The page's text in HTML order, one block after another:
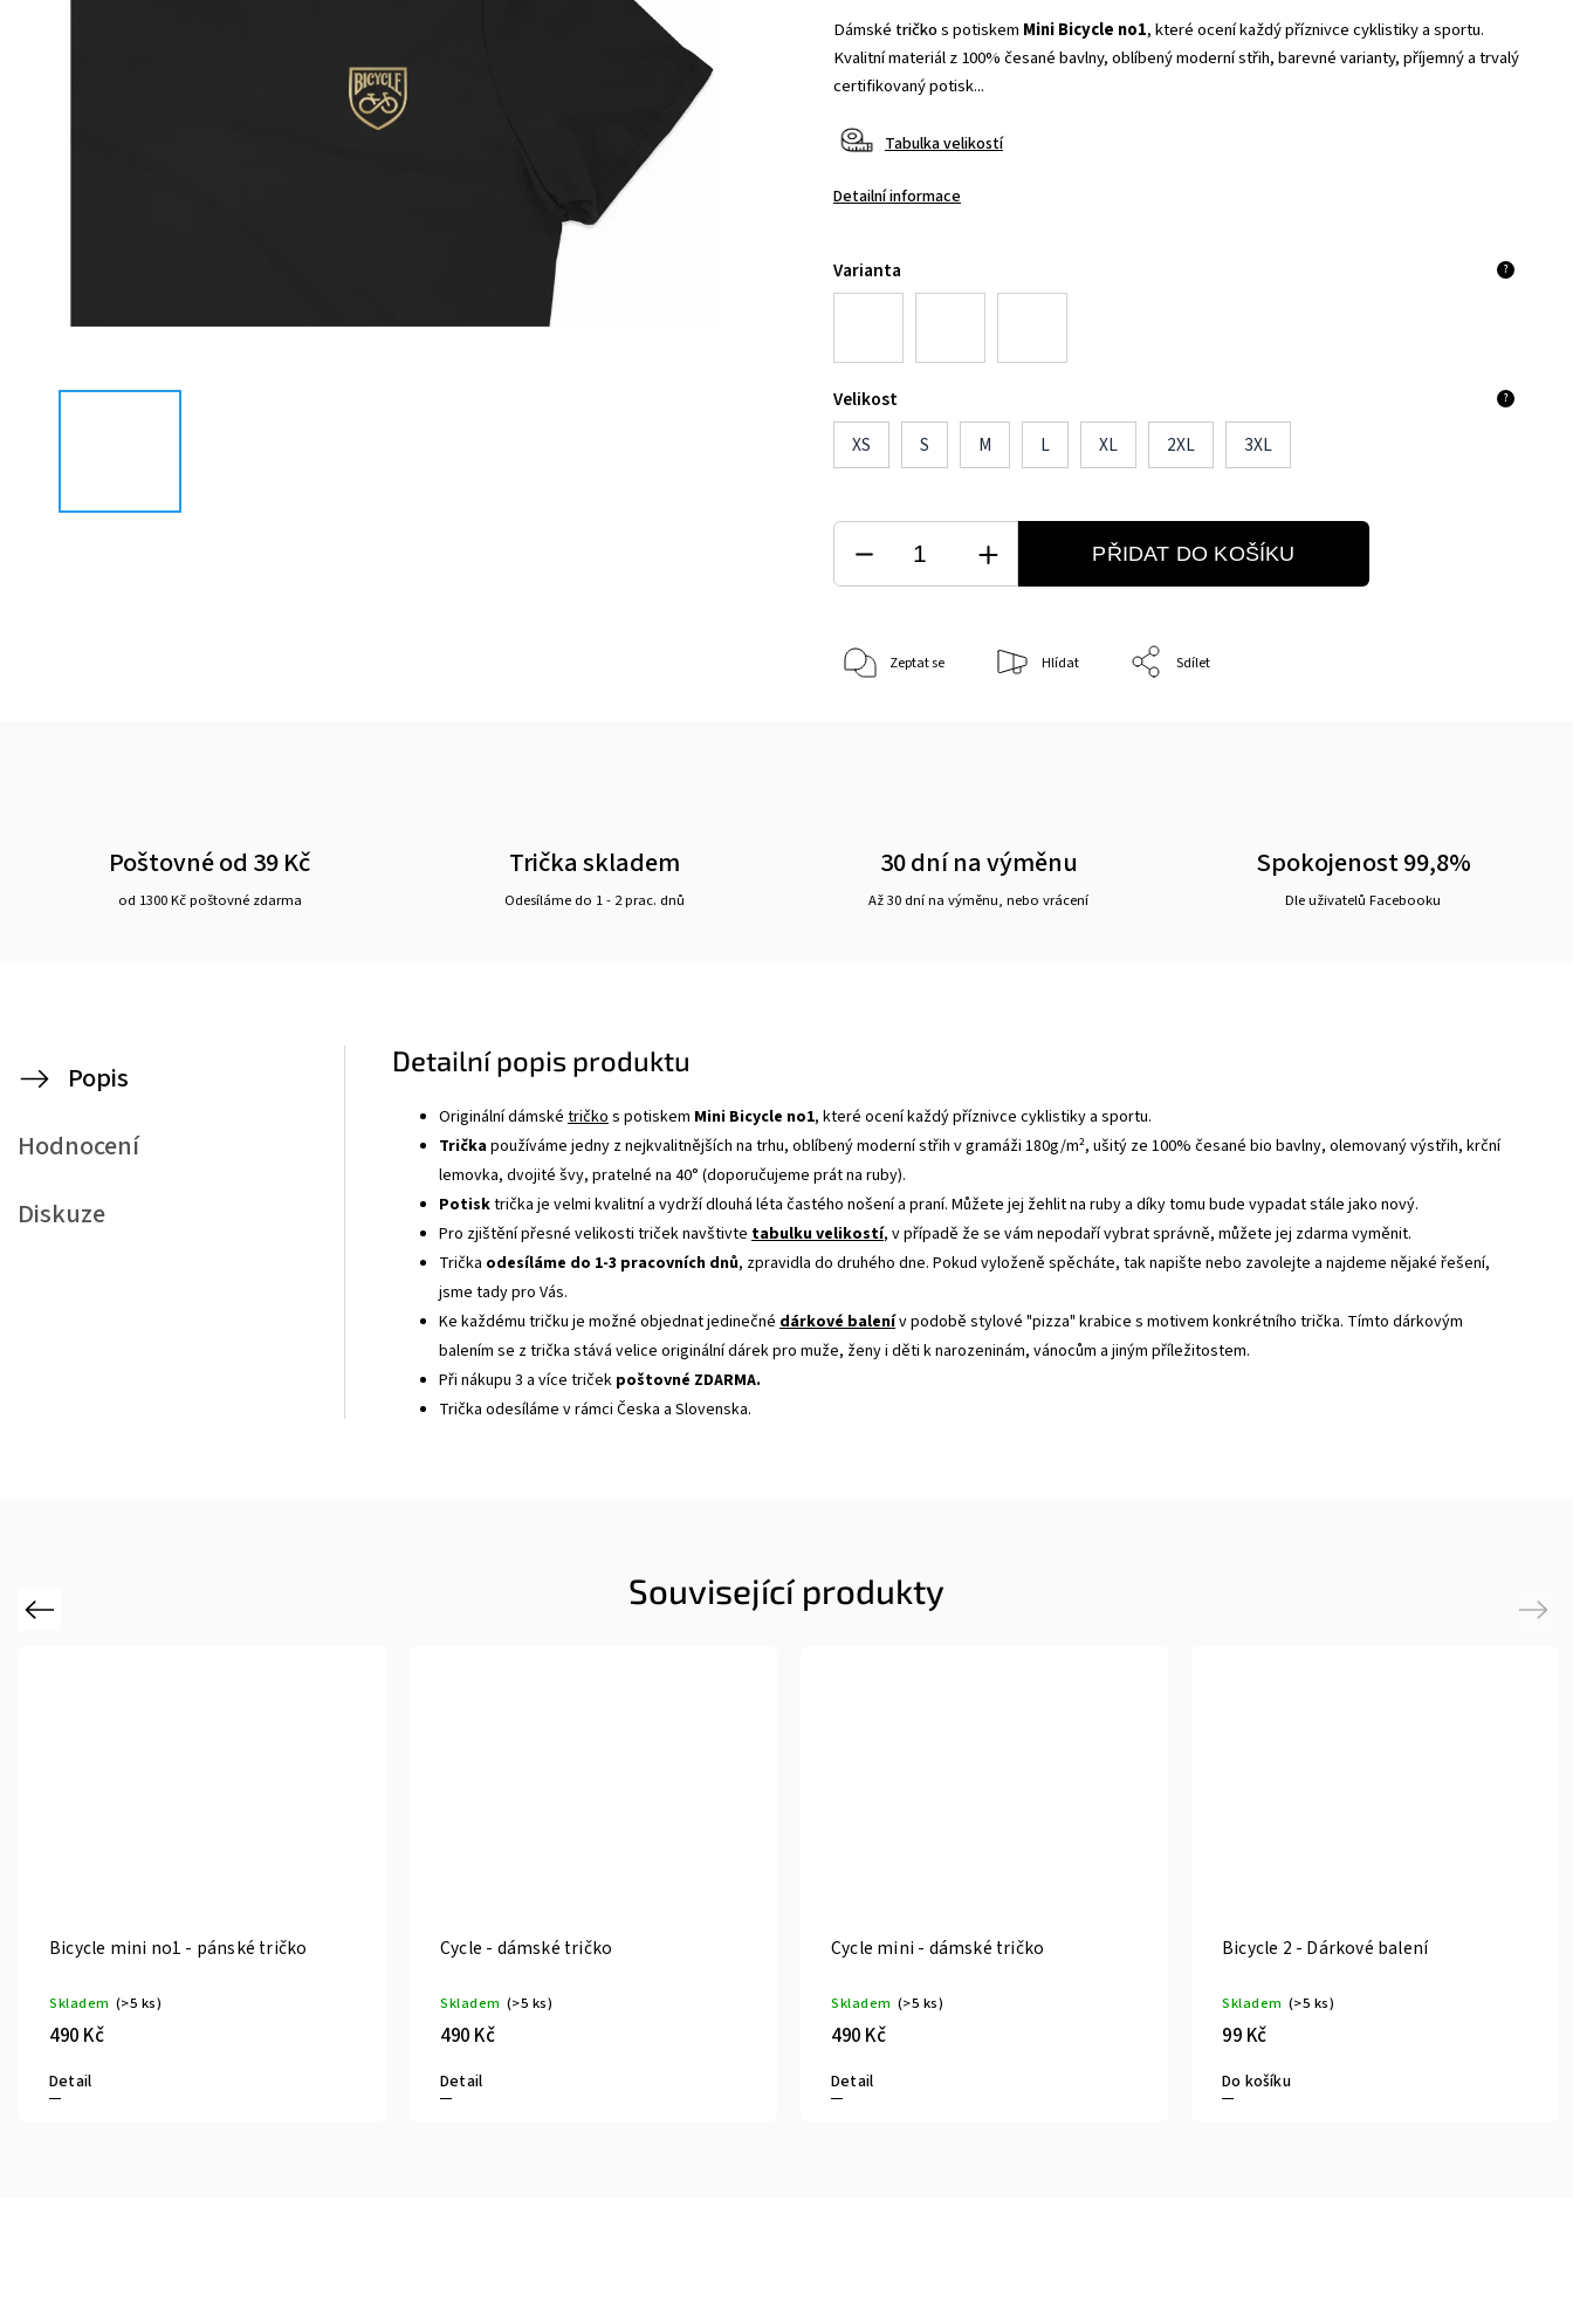
Dámské tričkos potiskem Mini Bicycle no1, které ocení každý příznivce cyklistiky a sportu.
Kvalitní materiál z 100% česané bavlny, oblíbený moderní střih, barevné varianty, příjemný a trvalý
certifikovaný potisk...
Tabulka velikostí
Detailní informace
Varianta ?
Velikost ?
XS S M L XL 2XL 3XL
PŘIDAT DO KOŠÍKU
Zeptat se Hlídat Sdílet
Poštovné od 39 Kč
od 1300 Kč poštovné zdarma
Trička skladem
Odesíláme do 1 - 2 prac. dnů
30 dní na výměnu
Až 30 dní na výměnu, nebo vrácení
Spokojenost 99,8%
Dle uživatelů Facebooku
Popis
Hodnocení
Diskuze
Detailní popis produktu
Originální dámské tričko s potiskem Mini Bicycle no1, které ocení každý příznivce cyklistiky a sportu.
Tričkapoužíváme jedny z nejkvalitnějších na trhu, oblíbený moderní střih v gramáži 180g/m², ušitý ze 100% česané bio bavlny, olemovaný výstřih, krční
lemovka, dvojité švy, pratelné na 40° (doporučujeme prát na ruby).
Potisktrička je velmi kvalitní a vydrží dlouhá léta častého nošení a praní. Můžete jej žehlit na ruby a díky tomu bude vypadat stále jako nový.
Pro zjištění přesné velikosti triček navštivte tabulku velikostí, v případě že se vám nepodaří vybrat správně, můžete jej zdarma vyměnit.
Trička odesíláme do 1-3 pracovních dnů, zpravidla do druhého dne. Pokud vyloženě spěcháte, tak napište nebo zavolejte a najdeme nějaké řešení,
jsme tady pro Vás.
Ke každému tričku je možné objednat jedinečné dárkové balenív podobě stylové "pizza" krabice s motivem konkrétního trička. Tímto dárkovým
balením se z trička stává velice originální dárek pro muže, ženy i děti k narozeninám, vánocům a jiným příležitostem.
Při nákupu 3 a více triček poštovné ZDARMA.
Trička odesíláme v rámci Česka a Slovenska.
Související produkty
Previous
Bicycle mini no1 - pánské tričko
Skladem (>5 ks)
490 Kč
Detail
Cycle - dámské tričko
Skladem (>5 ks)
490 Kč
Detail
Cycle mini - dámské tričko
Skladem (>5 ks)
490 Kč
Detail
Bicycle 2 - Dárkové balení
Skladem (>5 ks)
99 Kč
Do košíku
Next